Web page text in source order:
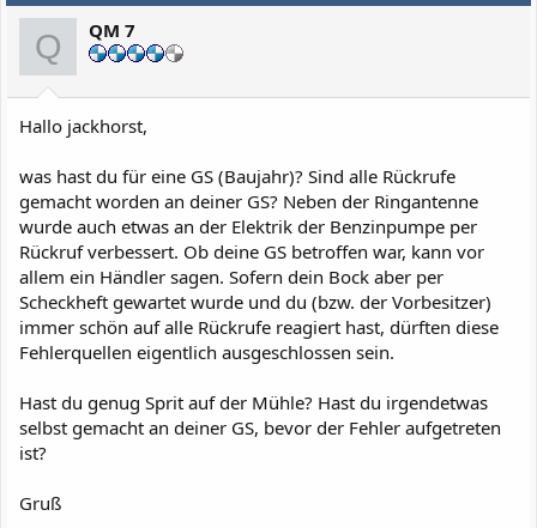
Q QM 7
Hallo jackhorst,
was hast du für eine GS (Baujahr)? Sind alle Rückrufe
gemacht worden an deiner GS? Neben der Ringantenne
wurde auch etwas an der Elektrik der Benzinpumpe per
Rückruf verbessert. Ob deine GS betroffen war, kann vor
allem ein Händler sagen. Sofern dein Bock aber per
Scheckheft gewartet wurde und du (bzw. der Vorbesitzer)
immer schön auf alle Rückrufe reagiert hast, dürften diese
Fehlerquellen eigentlich ausgeschlossen sein.
Hast du genug Sprit auf der Mühle? Hast du irgendetwas
selbst gemacht an deiner GS, bevor der Fehler aufgetreten
ist?
Gruß